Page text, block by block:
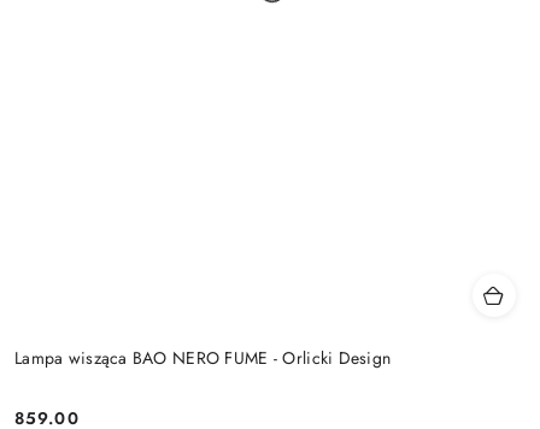
Lampa wisząca BAO NERO FUME - Orlicki Design
859.00